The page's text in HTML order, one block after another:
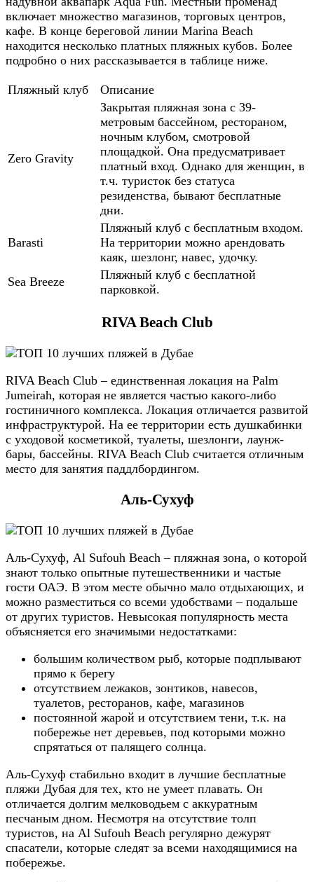
включает множество магазинов, торговых центров,
кафе. В конце береговой линии Marina Beach
находится несколько платных пляжных кубов. Более
подробно о них рассказывается в таблице ниже.
Пляжный клуб Описание
Zero Gravity
Закрытая пляжная зона с 39-
метровым бассейном, рестораном,
ночным клубом, смотровой
площадкой. Она предусматривает
платный вход. Однако для женщин, в
т.ч. туристок без статуса
резиденства, бывают бесплатные
дни.
Barasti
Пляжный клуб с бесплатным входом.
На территории можно арендовать
каяк, шезлонг, навес, удочку.
Sea Breeze
Пляжный клуб с бесплатной
парковкой.
RIVA Beach Club
RIVA Beach Club – единственная локация на Palm
Jumeirah, которая не является частью какого-либо
гостиничного комплекса. Локация отличается развитой
инфраструктурой. На ее территории есть душкабинки
с уходовой косметикой, туалеты, шезлонги, лаунж-
бары, бассейны. RIVA Beach Club считается отличным
место для занятия паддлбордингом.
Аль-Сухуф
Аль-Сухуф, Al Sufouh Beach – пляжная зона, о которой
знают только опытные путешественники и частые
гости ОАЭ. В этом месте обычно мало отдыхающих, и
можно разместиться со всеми удобствами – подальше
от других туристов. Невысокая популярность места
объясняется его значимыми недостатками:
большим количеством рыб, которые подплывают
прямо к берегу
отсутствием лежаков, зонтиков, навесов,
туалетов, ресторанов, кафе, магазинов
постоянной жарой и отсутствием тени, т.к. на
побережье нет деревьев, под которыми можно
спрятаться от палящего солнца.
Аль-Сухуф стабильно входит в лучшие бесплатные
пляжи Дубая для тех, кто не умеет плавать. Он
отличается долгим мелководьем с аккуратным
песчаным дном. Несмотря на отсутствие толп
туристов, на Al Sufouh Beach регулярно дежурят
спасатели, которые следят за всеми находящимися на
побережье.